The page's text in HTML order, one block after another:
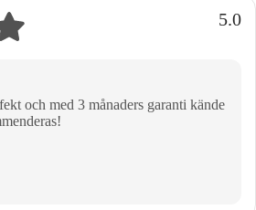
5.0
och med 3 månaders garanti kände